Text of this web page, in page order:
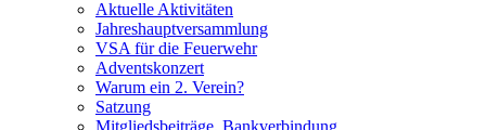
Aktuelle Aktivitäten
Jahreshauptversammlung
VSA für die Feuerwehr
Adventskonzert
Warum ein 2. Verein?
Satzung
Mitgliedsbeiträge, Bankverbindung